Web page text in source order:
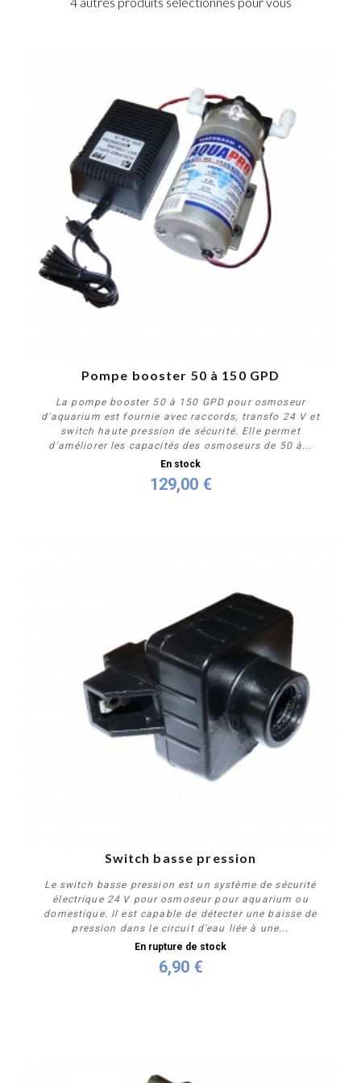
Pompe booster 50 à 150 GPD
La pompe booster 50 à 150 GPD pour osmoseur
d'aquarium est fournie avec raccords, transfo 24 V et
switch haute pression de sécurité. Elle permet
d'améliorer les capacités des osmoseurs de 50 à...
En stock
129,00 €
Switch basse pression
Le switch basse pression est un système de sécurité
électrique 24 V pour osmoseur pour aquarium ou
domestique. Il est capable de détecter une baisse de
pression dans le circuit d'eau liée à une...
En rupture de stock
6,90 €